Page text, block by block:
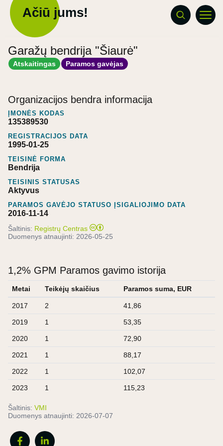
Ačiū jums!
Garažų bendrija "Šiaurė"
Atskaitingas Paramos gavėjas
Organizacijos bendra informacija
ĮMONĖS KODAS
135389530
REGISTRACIJOS DATA
1995-01-25
TEISINĖ FORMA
Bendrija
TEISINIS STATUSAS
Aktyvus
PARAMOS GAVĖJO STATUSO ĮSIGALIOJIMO DATA
2016-11-14
Šaltinis: Registrų Centras
Duomenys atnaujinti: 2026-05-25
1,2% GPM Paramos gavimo istorija
Metai Teikėjų skaičius Paramos suma, EUR
2017 2 41,86
2019 1 53,35
2020 1 72,90
2021 1 88,17
2022 1 102,07
2023 1 115,23
Šaltinis: VMI
Duomenys atnaujinti: 2026-07-07